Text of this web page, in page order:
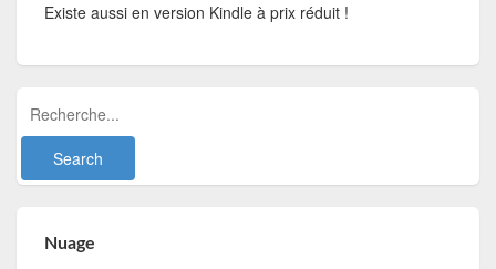
Existe aussi en version Kindle à prix réduit !
Nuage